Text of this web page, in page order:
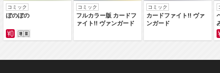
コミック
ぼのぼの
コミック
フルカラー版 カードフ
ァイト‼ ヴァンガード
コミック
カードファイト‼ ヴァ
ンガード